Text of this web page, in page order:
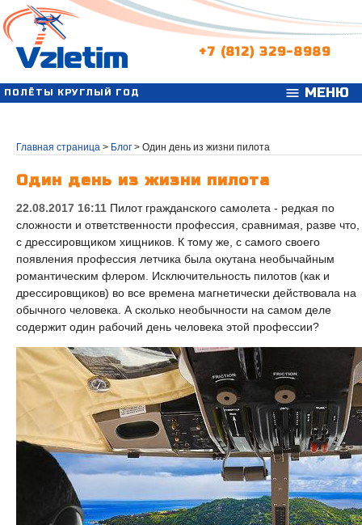
+7 (812) 329-8989
ПОЛЁТЫ КРУГЛЫЙ ГОД menu МЕНЮ
Главная страница > Блог > Один день из жизни пилота
Один день из жизни пилота
22.08.2017 16:11 Пилот гражданского самолета - редкая по
сложности и ответственности профессия, сравнимая, разве что,
с дрессировщиком хищников. К тому же, с самого своего
появления профессия летчика была окутана необычайным
романтическим флером. Исключительность пилотов (как и
дрессировщиков) во все времена магнетически действовала на
обычного человека. А сколько необычности на самом деле
содержит один рабочий день человека этой профессии?